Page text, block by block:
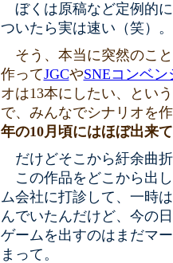
ぼくは原稿など定例的
ついたら実は速い（笑）。
そう、本当に突然のこ
作ってJGCやSNEコンベン
オは13本にしたい、とい
で、みんなでシナリオを
年の10月頃にはほぼ出来
だけどそこから紆余曲
この作品をどこから出
ム会社に打診して、一時
んでいたんだけど、今の
ゲームを出すのはまだマ
まって。